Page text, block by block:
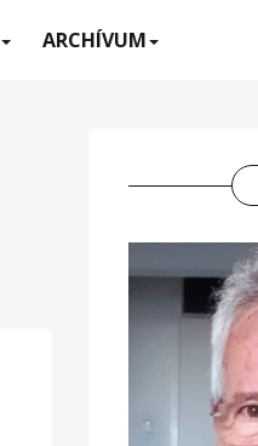
ARCHÍVUM